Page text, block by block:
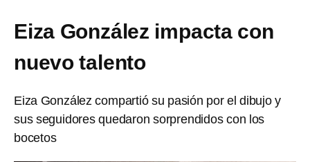
Eiza González impacta con
nuevo talento
Eiza González compartió su pasión por el dibujo y
sus seguidores quedaron sorprendidos con los
bocetos